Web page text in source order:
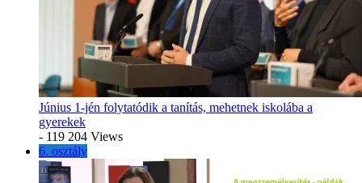
Június 1-jén folytatódik a tanítás, mehetnek iskolába a
gyerekek
- 119 204 Views
6. osztály